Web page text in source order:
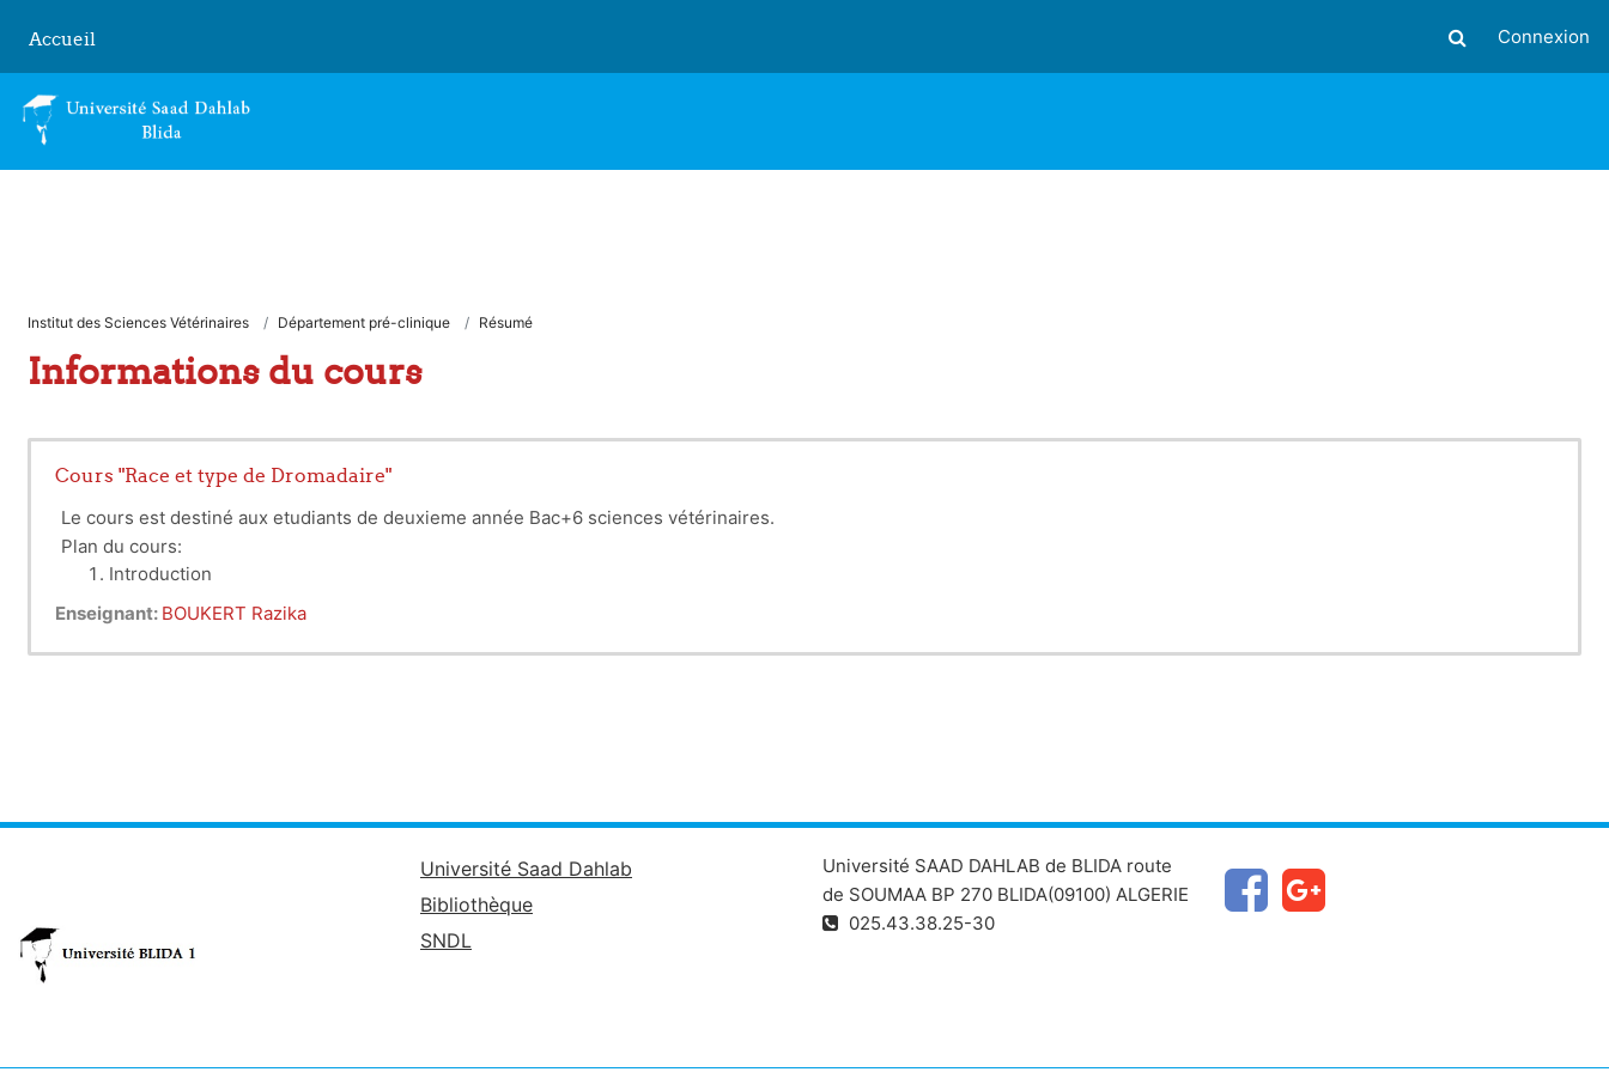
Accueil
Activer/
Connexion
Institut des Sciences Vétérinaires Département pré-clinique Résumé
Informations du cours
Cours "Race et type de Dromadaire"
Le cours est destiné aux etudiants de deuxieme année Bac+6 sciences vétérinaires.
Plan du cours:
Introduction
Répartition geographique du dromadaire en Algérie
Effectif
Races et typologies des camelins
Enseignant: BOUKERT Razika
Université Saad Dahlab
Bibliothèque
SNDL
Université SAAD DAHLAB de BLIDA route
de SOUMAA BP 270 BLIDA(09100) ALGERIE
025.43.38.25-30